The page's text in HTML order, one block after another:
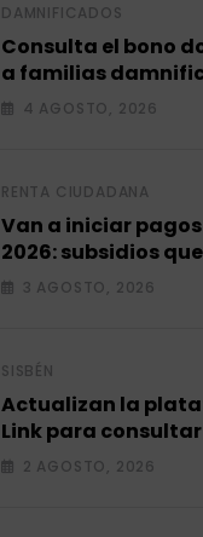
DAMNIFICADOS
Consulta el bono
a familias
4 AGOSTO, 2026
RENTA CIUDADANA
Van a iniciar
2026: subsidios
entregar.
3 AGOSTO, 2026
SISBÉN
Actualizan la
Link para
2 AGOSTO, 2026